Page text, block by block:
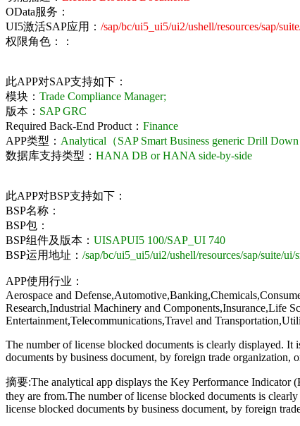
OData服务：
UI5激活SAP应用： /sap/bc/ui5_ui5/ui2/ushell/resources/sap/
权限角色：：
此APP对SAP支持如下：
模块： Trade Compliance Manager;
版本： SAP GRC
Required Back-End Product： Finance
APP类型： Analytical（SAP Smart Business generic Drill Down
数据库支持类型： HANA DB or HANA side-by-side
此APP对BSP支持如下：
BSP名称：
BSP包：
BSP组件及版本： UISAPUI5 100/SAP_UI 740
BSP运用地址： /sap/bc/ui5_ui5/ui2/ushell/resources/sap/suite/
APP使用行业：
Aerospace and
Research,Industrial Machinery and Components,Insurance,Life
Entertainment,Telecommunications,Travel and
The number of license blocked documents is clearly displayed.
documents by business document, by foreign trade organization,
摘要:The analytical app displays the Key Performance Indicator
they are from.The number of license blocked documents is
license blocked documents by business document, by foreign